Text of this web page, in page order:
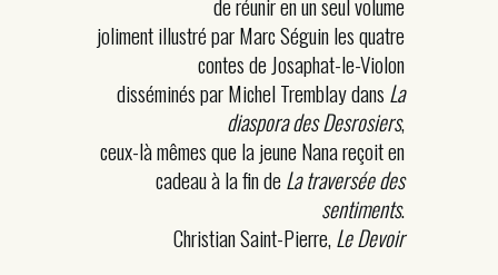
joliment illustré par Marc Séguin les quatre
contes de Josaphat-le-Violon
disséminés par Michel Tremblay dans La
diaspora des Desrosiers,
ceux-là mêmes que la jeune Nana reçoit en
cadeau à la fin deLa traversée des
sentiments.
Christian Saint-Pierre,Le Devoir